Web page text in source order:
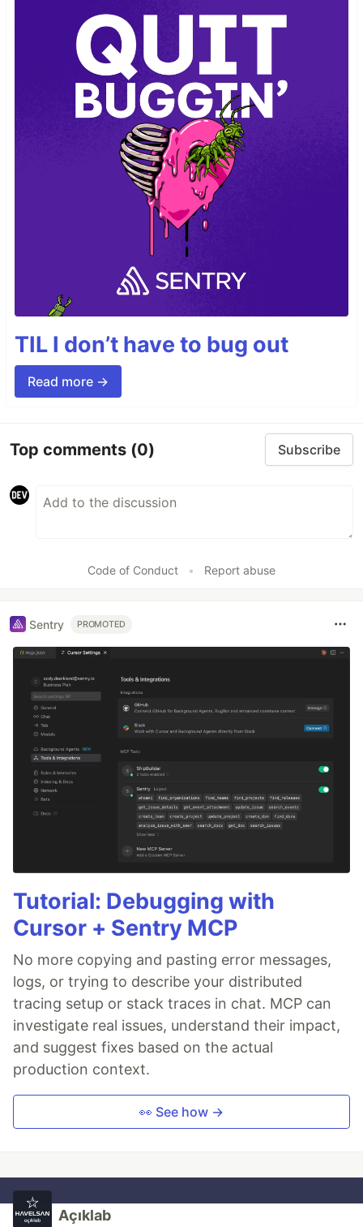
TIL I don’t have to bug out
Read more →
Top comments (0) Subscribe
Code of Conduct • Report abuse
Sentry PROMOTED
Tutorial: Debugging with
Cursor + Sentry MCP
No more copying and pasting error messages,
logs, or trying to describe your distributed
tracing setup or stack traces in chat. MCP can
investigate real issues, understand their impact,
and suggest fixes based on the actual
production context.
👀 See how →
Açıklab